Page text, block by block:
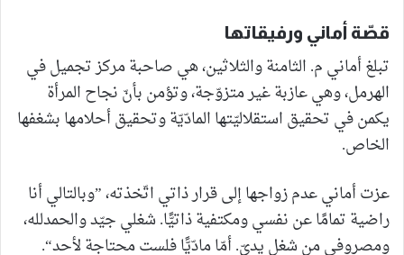
قصّة أماني ورفيقاتها
تبلغ أماني م. الثامنة والثلاثين، هي صاحبة مركز تجميل في
الهرمل، وهي عازبة غير متزوّجة، وتؤمن بأنّ نجاح المرأة
يكمن في تحقيق استقلاليّتها المادّيّة وتحقيق أحلامها بشغفها
الخاص.
عزت أماني عدم زواجها إلى قرار ذاتي اتّخذته، ”وبالتالي أنا
راضية تمامًا عن نفسي ومكتفية ذاتيًّا. شغلي جيّد والحمدلله،
ومصروفي من شغل يديّ. أمّا مادّيًّا فلست محتاجة لأحد“.